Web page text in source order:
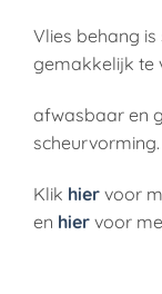
Vlies behang
gemakkelijk te
afwasbaar en
scheurvorming.
Klik hier voor
en hier voor